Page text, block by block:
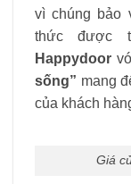
vì chúng bảo
thức được
Happydoor
sống” mang
của khách
Giá